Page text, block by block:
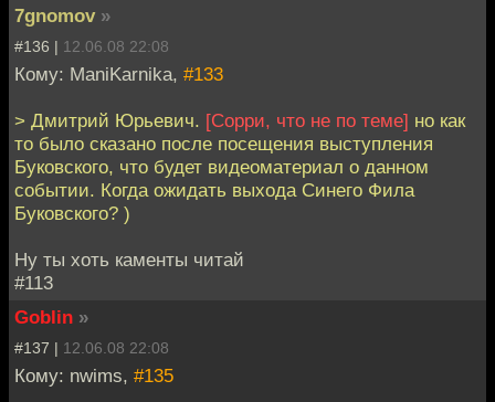
7gnomov »
#136 | 12.06.08 22:08
Кому: ManiKarnika, #133
> Дмитрий Юрьевич. [Сорри, что не по теме] но как
то было сказано после посещения выступления
Буковского, что будет видеоматериал о данном
событии. Когда ожидать выхода Синего Фила
Буковского? )
Ну ты хоть каменты читай
#113
Goblin »
#137 | 12.06.08 22:08
Кому: nwims, #135